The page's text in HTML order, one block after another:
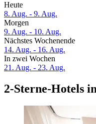
Heute
8. Aug. - 9. Aug.
Morgen
9. Aug. - 10. Aug.
Nächstes Wochenende
14. Aug. - 16. Aug.
In zwei Wochen
21. Aug. - 23. Aug.
2-Sterne-Hotels